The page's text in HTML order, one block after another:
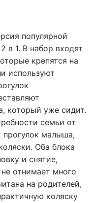
популярной
в 1. В набор входят
крепятся на
используют
который уже сидит.
семьи от
малыша,
Оба блока
и снятие,
отнимает много
на родителей,
коляску